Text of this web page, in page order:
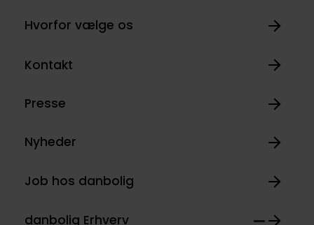
Hvorfor vælge os
Kontakt
Presse
Nyheder
Job hos danbolig
danbolig Erhverv